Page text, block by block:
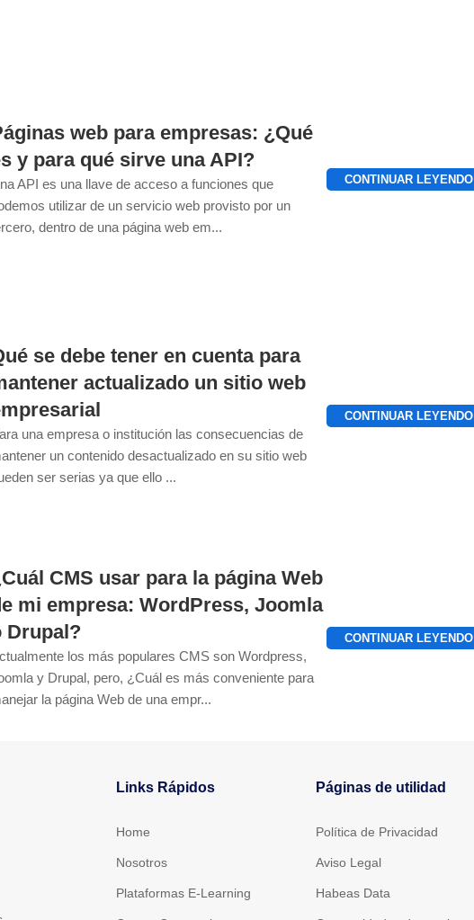
web para empresas: ¿Qué
y para qué sirve una API?
API es una llave de acceso a funciones que
utilizar de un servicio web provisto por un
dentro de una página web em...
CONTINUAR LEYENDO
se debe tener en cuenta para
actualizado un sitio web
una empresa o institución las consecuencias de
un contenido desactualizado en su sitio web
ser serias ya que ello ...
CONTINUAR LEYENDO
CMS usar para la página Web
mi empresa: WordPress, Joomla
Drupal?
los más populares CMS son Wordpress,
y Drupal, pero, ¿Cuál es más conveniente para
la página Web de una empr...
CONTINUAR LEYENDO
Links Rápidos
Home
Nosotros
Plataformas E-Learning
Páginas de utilidad
Política de Privacidad
Aviso Legal
Habeas Data